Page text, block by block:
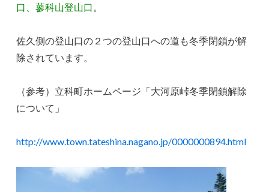
口、蓼科山登山口 。
佐久側の登山口の２つの登山口への道も冬季閉鎖が解
除されています。
（参考）立科町ホームページ「大河原峠冬季閉鎖解除
について」
http://www.town.tateshina.nagano.jp/0000000894.html